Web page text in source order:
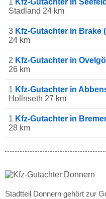
1 Kfz-Gutachter in Seefeld
Stadland 24 km
3 Kfz-Gutachter in Brake
24 km
2 Kfz-Gutachter in
26 km
1 Kfz-Gutachter in
Hollnseth 27 km
1 Kfz-Gutachter in
28 km
Stadtteil Donnern gehört zur